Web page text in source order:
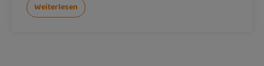
Weiterlesen